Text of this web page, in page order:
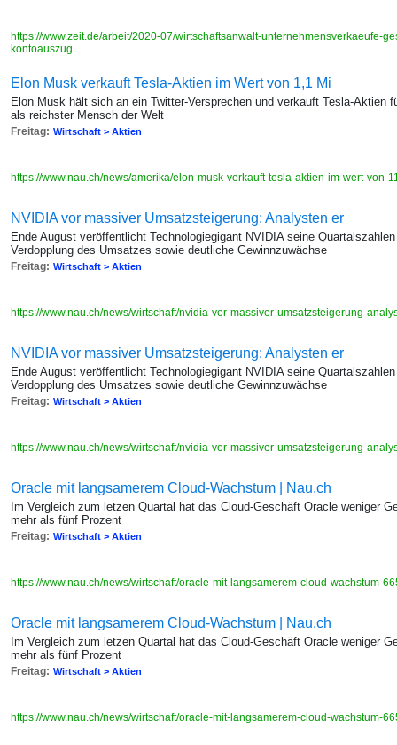
https://www.zeit.de/arbeit/2020-07/wirtschaftsanwalt-unternehmensverkaeufe-
kontoauszug
Elon Musk verkauft Tesla-Aktien im Wert von 1,1 Mi
Elon Musk hält sich an ein Twitter-Versprechen und verkauft Tesla-Aktien
als reichster Mensch der Welt
Freitag: Wirtschaft > Aktien
https://www.nau.ch/news/amerika/elon-musk-verkauft-tesla-aktien-im-wert-
NVIDIA vor massiver Umsatzsteigerung: Analysten er
Ende August veröffentlicht Technologiegigant NVIDIA seine
Verdopplung des Umsatzes sowie deutliche Gewinnzuwächse
Freitag: Wirtschaft > Aktien
https://www.nau.ch/news/wirtschaft/nvidia-vor-massiver-umsatzsteigerung-
NVIDIA vor massiver Umsatzsteigerung: Analysten er
Ende August veröffentlicht Technologiegigant NVIDIA seine
Verdopplung des Umsatzes sowie deutliche Gewinnzuwächse
Freitag: Wirtschaft > Aktien
https://www.nau.ch/news/wirtschaft/nvidia-vor-massiver-umsatzsteigerung-
Oracle mit langsamerem Cloud-Wachstum | Nau.ch
Im Vergleich zum letzen Quartal hat das Cloud-Geschäft Oracle weniger
mehr als fünf Prozent
Freitag: Wirtschaft > Aktien
https://www.nau.ch/news/wirtschaft/oracle-mit-langsamerem-cloud-wachstum-
Oracle mit langsamerem Cloud-Wachstum | Nau.ch
Im Vergleich zum letzen Quartal hat das Cloud-Geschäft Oracle weniger
mehr als fünf Prozent
Freitag: Wirtschaft > Aktien
https://www.nau.ch/news/wirtschaft/oracle-mit-langsamerem-cloud-wachstum-